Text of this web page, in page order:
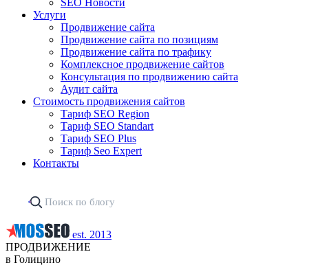
SEO Новости
Услуги
Продвижение сайта
Продвижение сайта по позициям
Продвижение сайта по трафику
Комплексное продвижение сайтов
Консультация по продвижению сайта
Аудит сайта
Стоимость продвижения сайтов
Тариф SEO Region
Тариф SEO Standart
Тариф SEO Plus
Тариф Seo Expert
Контакты
est. 2013
ПРОДВИЖЕНИЕ
в Голицино